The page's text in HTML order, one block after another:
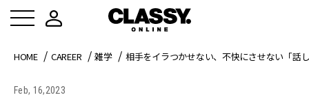
HOME CAREER 雑学 相手をイラつかせない、不快にさせない「話
Feb, 16,2023